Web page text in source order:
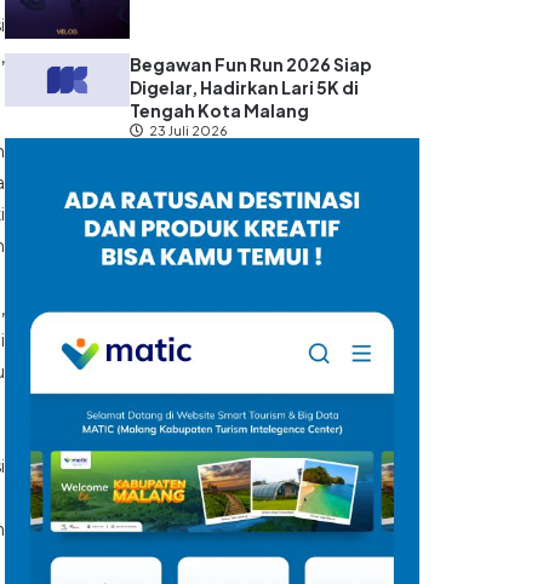
Begawan Fun Run 2026 Siap
Digelar, Hadirkan Lari 5K di
Tengah Kota Malang
23 Juli 2026